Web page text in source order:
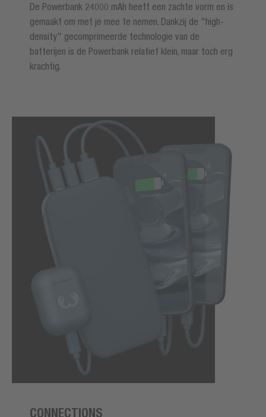
De Powerbank 24000 mAh heeft een zachte vorm en is
gemaakt om met je mee te nemen. Dankzij de "high-
density" gecomprimeerde technologie van de
batterijen is de Powerbank relatief klein, maar toch erg
krachtig.
CONNECTIONS